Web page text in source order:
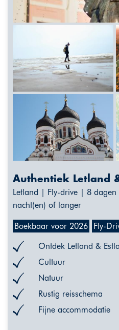
Authentiek Letland
Letland | Fly-drive | 8
nacht(en) of langer
Boekbaar voor 2026 Fly-
Ontdek Letland &
Cultuur
Natuur
Rustig reisschema
Fijne accommodatie